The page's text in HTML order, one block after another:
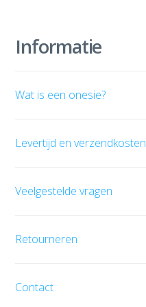
Informatie
Wat is een onesie?
Levertijd en verzendkosten
Veelgestelde vragen
Retourneren
Contact